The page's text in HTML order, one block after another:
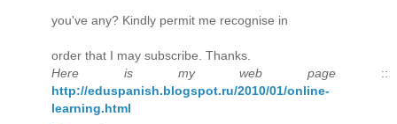
you've any? Kindly permit me recognise in
order that I may subscribe. Thanks.
Here is my web page ::
http://eduspanish.blogspot.ru/2010/01/online-
learning.html